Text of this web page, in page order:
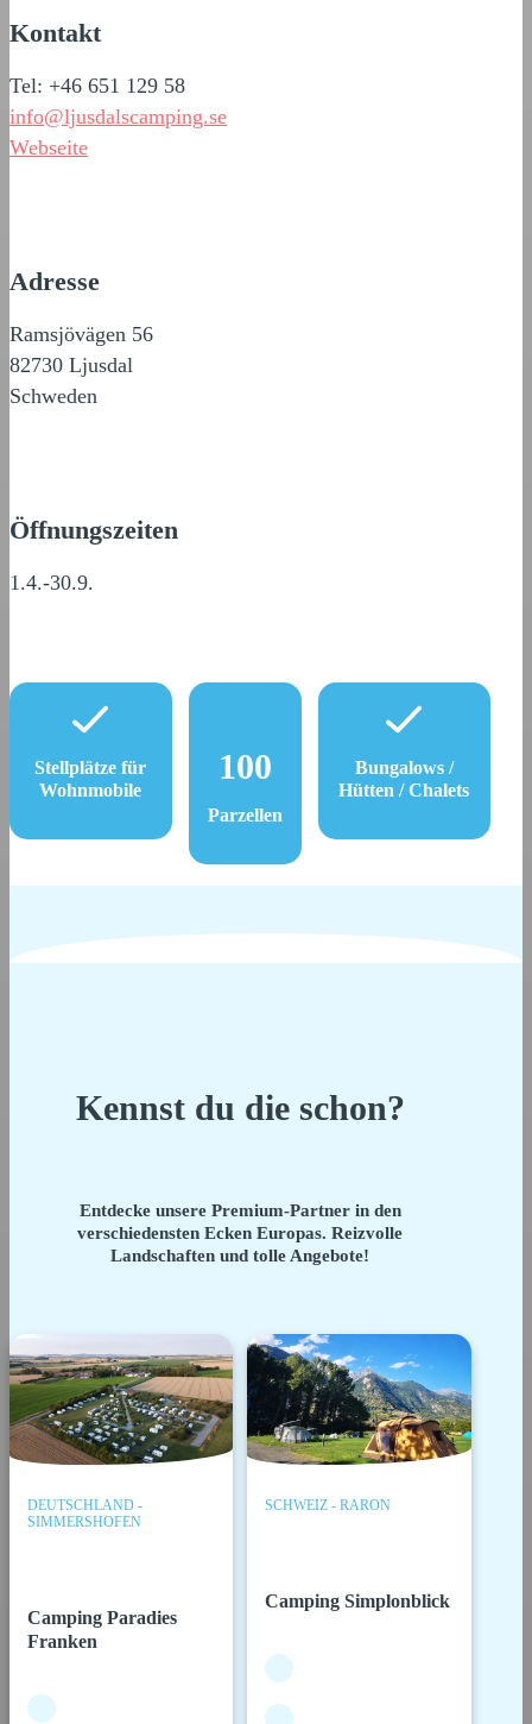
Kontakt
Tel: +46 651 129 58
info@ljusdalscamping.se
Webseite
Adresse
Ramsjövägen 56
82730 Ljusdal
Schweden
Öffnungszeiten
1.4.-30.9.
Stellplätze für
Wohnmobile
100
Parzellen
Bungalows /
Hütten / Chalets
Kennst du die schon?
Entdecke unsere Premium-Partner in den
verschiedensten Ecken Europas. Reizvolle
Landschaften und tolle Angebote!
DEUTSCHLAND -
SIMMERSHOFEN
Camping Paradies
Franken
SCHWEIZ - RARON
Camping Simplonblick